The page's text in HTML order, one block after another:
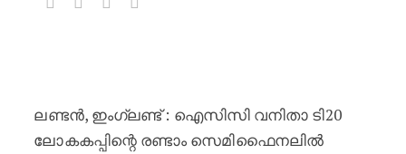
ലണ്ടൻ, ഇംഗ്ലണ്ട് : ഐസിസി വനിതാ ടി20
ലോകകപ്പിന്റെ രണ്ടാം സെമിഫൈനലിൽ